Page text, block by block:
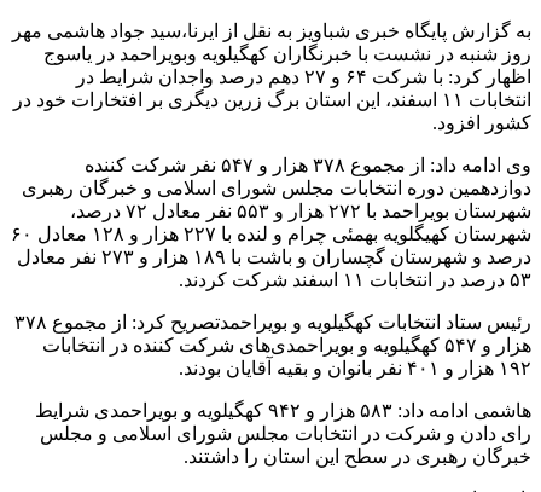
به گزارش پایگاه خبری شباویز به نقل از ایرنا،سید جواد هاشمی مهر
روز شنبه در نشست با خبرنگاران کهگیلویه وبویراحمد در یاسوج
اظهار کرد: با شرکت ۶۴ و ۲۷ دهم درصد واجدان شرایط در
انتخابات ۱۱ اسفند، این استان برگ زرین دیگری بر افتخارات خود در
کشور افزود.
وی ادامه داد: از مجموع ۳۷۸ هزار و ۵۴۷ نفر شرکت کننده
دوازدهمین دوره انتخابات مجلس شورای اسلامی و خبرگان رهبری
شهرستان بویراحمد با ۲۷۲ هزار و ۵۵۳ نفر معادل ۷۲ درصد،
شهرستان کهیگلویه بهمئی چرام و لنده با ۲۲۷ هزار و ۱۲۸ معادل ۶۰
درصد و شهرستان گچساران و باشت با ۱۸۹ هزار و ۲۷۳ نفر معادل
۵۳ درصد در انتخابات ۱۱ اسفند شرکت کردند.
رئیس ستاد انتخابات کهگیلویه و بویراحمدتصریح کرد: از مجموع ۳۷۸
هزار و ۵۴۷ کهگیلویه و بویراحمدی‌های شرکت کننده در انتخابات
۱۹۲ هزار و ۴۰۱ نفر بانوان و بقیه آقایان بودند.
هاشمی ادامه داد: ۵۸۳ هزار و ۹۴۲ کهگیلویه و بویراحمدی شرایط
رای دادن و شرکت در انتخابات مجلس شورای اسلامی و مجلس
خبرگان رهبری در سطح این استان را داشتند.